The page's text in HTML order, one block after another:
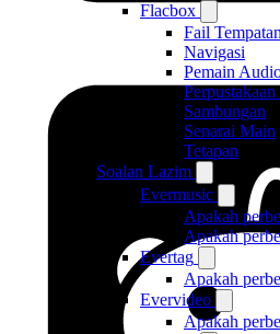
Flacbox
Fail Tempatan
Navigasi
Pemain
Sambungan
Senarai Main
Tetapan
Soalan Lazim
Evermusic
Apakah
Apakah
Evertag
Apakah
Evervideo
Apakah